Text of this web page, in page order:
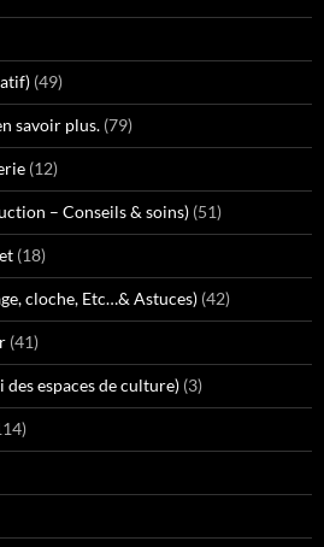
(49)
savoir plus. (79)
(12)
– Conseils & soins) (51)
(18)
cloche, Etc…& Astuces) (42)
(41)
des espaces de culture) (3)